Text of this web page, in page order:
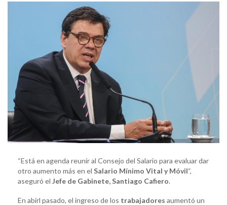
“Está en agenda reunir al Consejo del Salario para evaluar dar
otro aumento más en el Salario Mínimo Vital y Móvil“,
aseguró el Jefe de Gabinete, Santiago Cafiero.
En abirl pasado, el ingreso de los trabajadores aumentó un